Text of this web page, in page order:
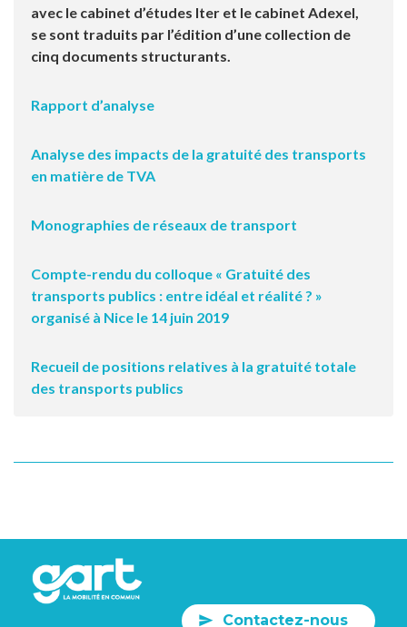
avec le cabinet d’études Iter et le cabinet Adexel,
se sont traduits par l’édition d’une collection de
cinq documents structurants.
Rapport d’analyse
Analyse des impacts de la gratuité des transports
en matière de TVA
Monographies de réseaux de transport
Compte-rendu du colloque « Gratuité des
transports publics : entre idéal et réalité ? »
organisé à Nice le 14 juin 2019
Recueil de positions relatives à la gratuité totale
des transports publics
Contactez-nous